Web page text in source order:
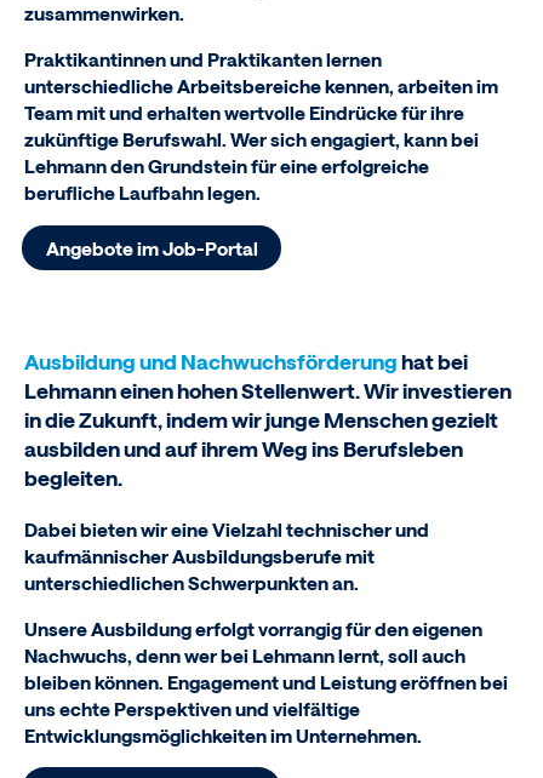
zusammenwirken.
Praktikantinnen und Praktikanten lernen
unterschiedliche Arbeitsbereiche kennen, arbeiten im
Team mit und erhalten wertvolle Eindrücke für ihre
zukünftige Berufswahl. Wer sich engagiert, kann bei
Lehmann den Grundstein für eine erfolgreiche
berufliche Laufbahn legen.
Angebote im Job-Portal
Ausbildung und Nachwuchsförderung hat bei
Lehmann einen hohen Stellenwert. Wir investieren
in die Zukunft, indem wir junge Menschen gezielt
ausbilden und auf ihrem Weg ins Berufsleben
begleiten.
Dabei bieten wir eine Vielzahl technischer und
kaufmännischer Ausbildungsberufe mit
unterschiedlichen Schwerpunkten an.
Unsere Ausbildung erfolgt vorrangig für den eigenen
Nachwuchs, denn wer bei Lehmann lernt, soll auch
bleiben können. Engagement und Leistung eröffnen bei
uns echte Perspektiven und vielfältige
Entwicklungsmöglichkeiten im Unternehmen.